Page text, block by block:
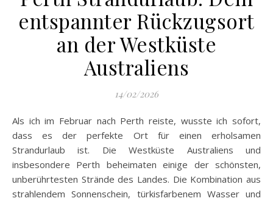
entspannter Rückzugsort
an der Westküste
Australiens
14/02/2026
Als ich im Februar nach Perth reiste, wusste ich sofort,
dass es der perfekte Ort für einen erholsamen
Strandurlaub ist. Die Westküste Australiens und
insbesondere Perth beheimaten einige der schönsten,
unberührtesten Strände des Landes. Die Kombination aus
strahlendem Sonnenschein, türkisfarbenem Wasser und